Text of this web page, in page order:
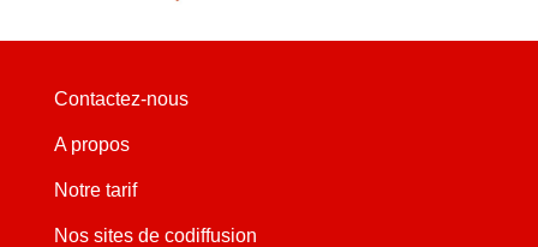
Contactez-nous
A propos
Notre tarif
Nos sites de codiffusion